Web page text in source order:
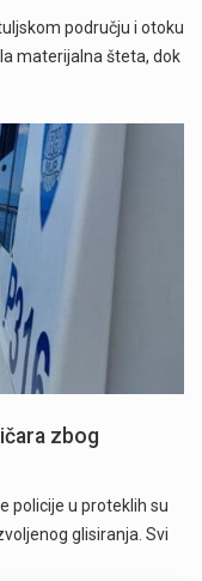
području i otoku
materijalna šteta, dok
zbog
policije u proteklih su
glisiranja. Svi